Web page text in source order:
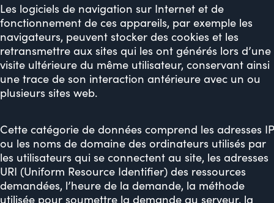
Les logiciels de navigation sur Internet et de
fonctionnement de ces appareils, par exemple les
navigateurs, peuvent stocker des cookies et les
retransmettre aux sites qui les ont générés lors d’une
visite ultérieure du même utilisateur, conservant ainsi
une trace de son interaction antérieure avec un ou
plusieurs sites web.
Cette catégorie de données comprend les adresses IP
ou les noms de domaine des ordinateurs utilisés par
les utilisateurs qui se connectent au site, les adresses
URI (Uniform Resource Identifier) des ressources
demandées, l’heure de la demande, la méthode
utilisée pour soumettre la demande au serveur, la